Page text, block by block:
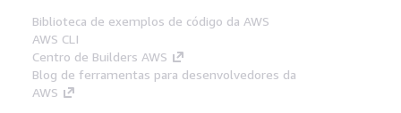
Biblioteca de exemplos de código da AWS
AWS CLI
Centro de Builders AWS
Blog de ferramentas para desenvolvedores da
AWS